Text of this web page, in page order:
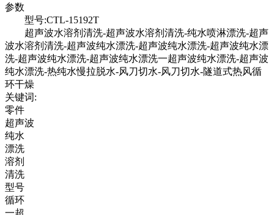
参数
型号:CTL-15192T
超声波水溶剂清洗-超声波水溶剂清洗-纯水喷淋漂洗-超声
波水溶剂清洗-超声波纯水漂洗-超声波纯水漂洗-超声波纯水漂
洗-超声波纯水漂洗-超声波纯水漂洗一超声波纯水漂洗-超声波
纯水漂洗-热纯水慢拉脱水-风刀切水-风刀切水-隧道式热风循
环干燥
关键词:
零件
超声波
纯水
漂洗
溶剂
清洗
型号
循环
一超